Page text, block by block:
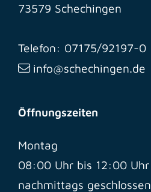
73579 Schechingen
Telefon: 07175/92197-0
info@schechingen.de
Öffnungszeiten
Montag
08:00 Uhr bis 12:00 Uhr
nachmittags geschlossen